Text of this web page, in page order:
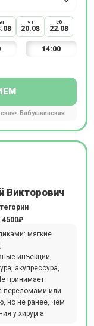
чт
20.08
сб
22.08
14:00
Бабушкинская
Викторович
4500₽
мягкие
инъекции,
акупрессура,
принимает
переломами или
но не ранее, чем
у хирурга.